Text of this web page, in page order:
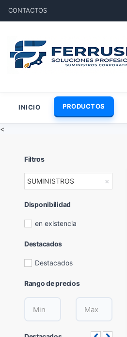
CONTACTOS
INICIO PRODUCTOS
<
Filtros
×
SUMINISTROS
Disponibilidad
en existencia
Destacados
Destacados
Rango de precios